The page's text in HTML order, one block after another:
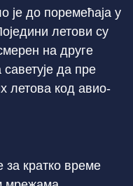
је до поремећаја у
летови су
на друге
да пре
летова код авио-
за кратко време